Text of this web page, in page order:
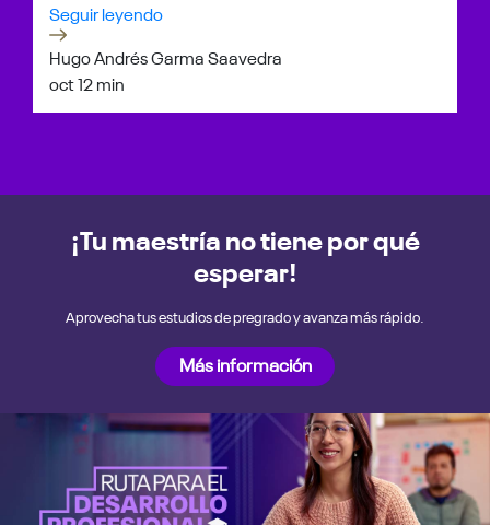
Seguir leyendo
Hugo Andrés Garma Saavedra
oct 12 min
¡Tu maestría no tiene por qué
esperar!
Aprovecha tus estudios de pregrado y avanza más rápido.
Más información